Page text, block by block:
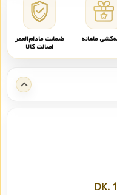
ماهانه ضمانت مادام‌العمر
اصالت کالا
DK.